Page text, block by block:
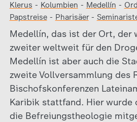
Klerus - Kolumbien - Medellín -
Papstreise- Pharisäer-
Medellín, das ist der Ort, der
zweiter weltweit für den
Medellín ist aber auch die
zweite Vollversammlung des
Bischofskonferenzen
Karibik stattfand. Hier wurde
die Befreiungstheologie